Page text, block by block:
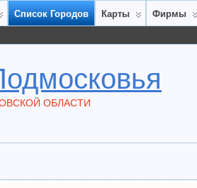
Список Городов Карты Фирмы
ОБЛАСТИ